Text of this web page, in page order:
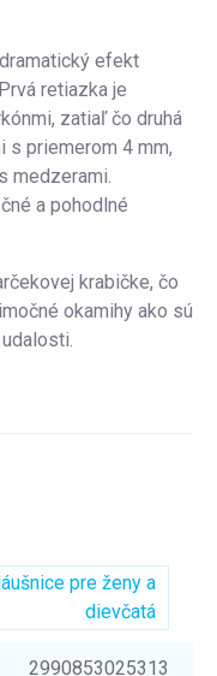
efekt
retiazka je
zatiaľ čo druhá
s priemerom 4 mm,
medzerami.
a pohodlné
krabičke, čo
okamihy ako sú
pre ženy a
dievčatá
2990853025313